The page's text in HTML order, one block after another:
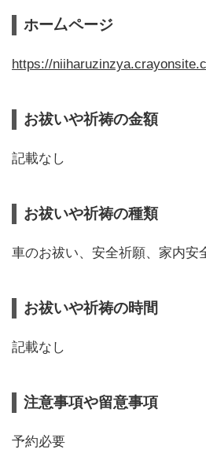
ホー厶ページ
https://
お祓いや祈祷の金額
記載なし
お祓いや祈祷の種類
車のお祓い、安全祈願、家内
お祓いや祈祷の時間
記載なし
注意事項や留意事項
予約必要